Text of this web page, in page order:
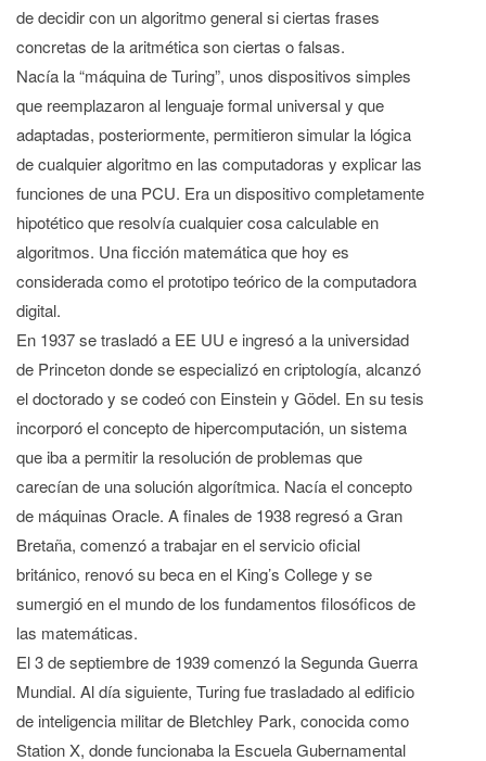
de decidir con un algoritmo general si ciertas frases
concretas de la aritmética son ciertas o falsas.
Nacía la “máquina de Turing”, unos dispositivos simples
que reemplazaron al lenguaje formal universal y que
adaptadas, posteriormente, permitieron simular la lógica
de cualquier algoritmo en las computadoras y explicar las
funciones de una PCU. Era un dispositivo completamente
hipotético que resolvía cualquier cosa calculable en
algoritmos. Una ficción matemática que hoy es
considerada como el prototipo teórico de la computadora
digital.
En 1937 se trasladó a EE UU e ingresó a la universidad
de Princeton donde se especializó en criptología, alcanzó
el doctorado y se codeó con Einstein y Gödel. En su tesis
incorporó el concepto de hipercomputación, un sistema
que iba a permitir la resolución de problemas que
carecían de una solución algorítmica. Nacía el concepto
de máquinas Oracle. A finales de 1938 regresó a Gran
Bretaña, comenzó a trabajar en el servicio oficial
británico, renovó su beca en el King’s College y se
sumergió en el mundo de los fundamentos filosóficos de
las matemáticas.
El 3 de septiembre de 1939 comenzó la Segunda Guerra
Mundial. Al día siguiente, Turing fue trasladado al edificio
de inteligencia militar de Bletchley Park, conocida como
Station X, donde funcionaba la Escuela Gubernamental